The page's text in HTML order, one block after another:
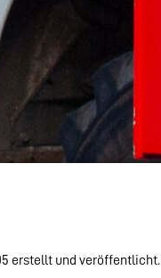
erstellt und veröffentlicht.